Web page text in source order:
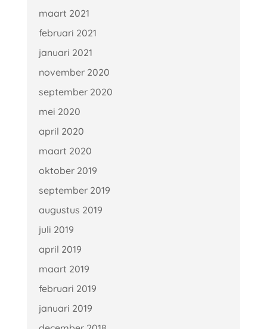
maart 2021
februari 2021
januari 2021
november 2020
september 2020
mei 2020
april 2020
maart 2020
oktober 2019
september 2019
augustus 2019
juli 2019
april 2019
maart 2019
februari 2019
januari 2019